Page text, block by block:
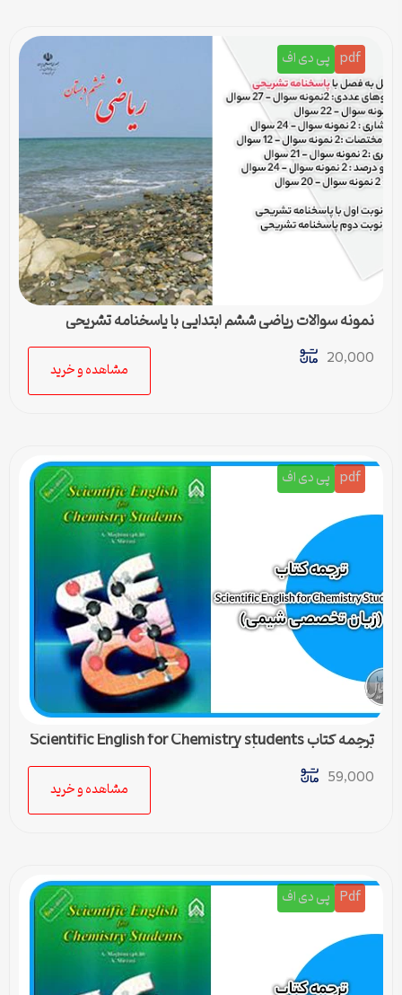
pdf پی دی اف
نمونه سوالات ریاضی ششم ابتدایی با پاسخنامه تشریحی
20,000
مشاهده و خرید
pdf پی دی اف
ترجمه کتاب Scientific English for Chemistry students
59,000
مشاهده و خرید
Pdf پی دی اف